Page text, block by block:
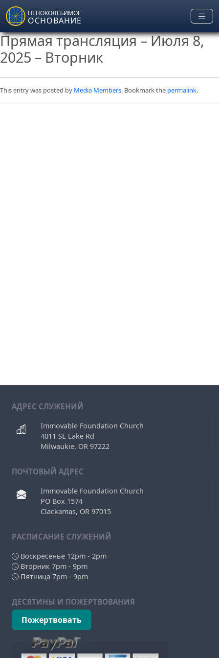
Skip to main content
НЕПОКОЛЕБИМОЕ
ОСНОВАНИЕ
Прямая трансляция – Июля 8,
2025 – Вторник
This entry was posted by Media Members. Bookmark the permalink.
АДРЕС СЛУЖЕНИЙ
Immovable Foundation Church
4011 SE Lake Rd
Milwaukie, OR 97222
ПОЧТОВЫЙ АДРЕС
Immovable Foundation Church
PO Box 1574
Clackamas, OR 97015
РAСПИСАНИЕ СЛУЖЕНИЙ
Воскресенье 12pm - 2pm
Вторник 7pm - 9pm
Пятница 7pm - 9pm
ДЕСЯТИНЫ И ПОЖЕРТВОВАНИЯ
Пожертвовать